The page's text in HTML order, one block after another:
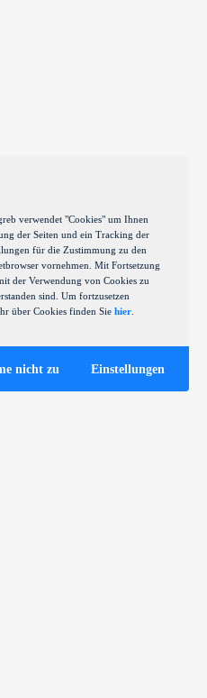
verwendet "Cookies" um Ihnen
der Seiten und ein Tracking der
für die Zustimmung zu den
vornehmen. Mit Fortsetzung
der Verwendung von Cookies zu
sind. Um fortzusetzen
über Cookies finden Sie hier
nicht zu Einstellungen